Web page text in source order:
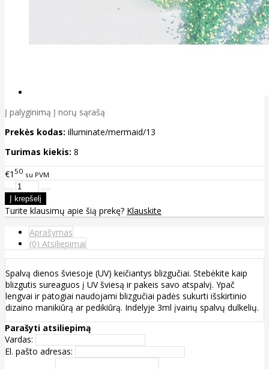
Į palyginimą Į norų sąrašą
Prekės kodas: illuminate/mermaid/13
Turimas kiekis: 8
€1 50 su PVM
Turite klausimų apie šią prekę? Klauskite
Aprašymas
(0) Atsiliepimai
Spalvą dienos šviesoje (UV) keičiantys blizgučiai. Stebėkite kaip
blizgutis sureaguos į UV šviesą ir pakeis savo atspalvį. Ypač
lengvai ir patogiai naudojami blizgučiai padės sukurti išskirtinio
dizaino manikiūrą ar pedikiūrą. Indelyje 3ml įvairių spalvų dulkelių.
Parašyti atsiliepimą
Vardas:
El. pašto adresas: